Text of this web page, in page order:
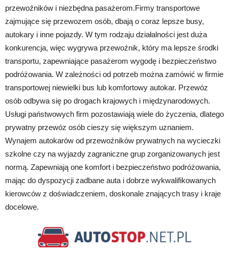
przewoźników i niezbędna pasażerom.Firmy transportowe
zajmujące się przewozem osób, dbają o coraz lepsze busy,
autokary i inne pojazdy. W tym rodzaju działalności jest duża
konkurencja, więc wygrywa przewoźnik, który ma lepsze środki
transportu, zapewniające pasażerom wygodę i bezpieczeństwo
podróżowania. W zależności od potrzeb można zamówić w firmie
transportowej niewielki bus lub komfortowy autokar. Przewóz
osób odbywa się po drogach krajowych i międzynarodowych.
Usługi państwowych firm pozostawiają wiele do życzenia, dlatego
prywatny przewóz osób cieszy się większym uznaniem.
Wynajem autokarów od przewoźników prywatnych na wycieczki
szkolne czy na wyjazdy zagraniczne grup zorganizowanych jest
normą. Zapewniają one komfort i bezpieczeństwo podróżowania,
mając do dyspozycji zadbane auta i dobrze wykwalifikowanych
kierowców z doświadczeniem, doskonale znających trasy i kraje
docelowe.